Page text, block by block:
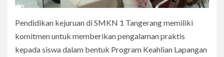
Pendidikan kejuruan di SMKN 1 Tangerang memiliki
komitmen untuk memberikan pengalaman praktis
kepada siswa dalam bentuk Program Keahlian Lapangan